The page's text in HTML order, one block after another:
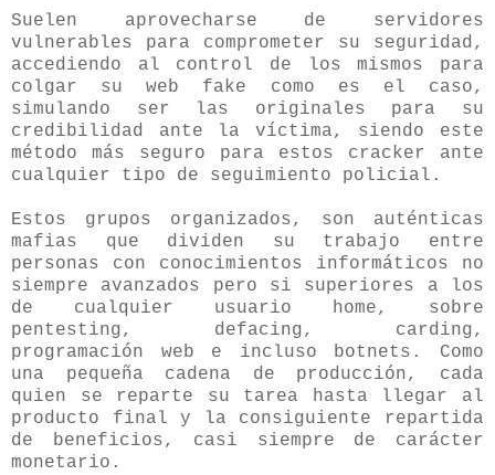
Suelen aprovecharse de servidores
vulnerables para comprometer su seguridad,
accediendo al control de los mismos para
colgar su web fake como es el caso,
simulando ser las originales para su
credibilidad ante la víctima, siendo este
método más seguro para estos cracker ante
cualquier tipo de seguimiento policial.
Estos grupos organizados, son auténticas
mafias que dividen su trabajo entre
personas con conocimientos informáticos no
siempre avanzados pero si superiores a los
de cualquier usuario home, sobre
pentesting, defacing, carding,
programación web e incluso botnets. Como
una pequeña cadena de producción, cada
quien se reparte su tarea hasta llegar al
producto final y la consiguiente repartida
de beneficios, casi siempre de carácter
monetario.